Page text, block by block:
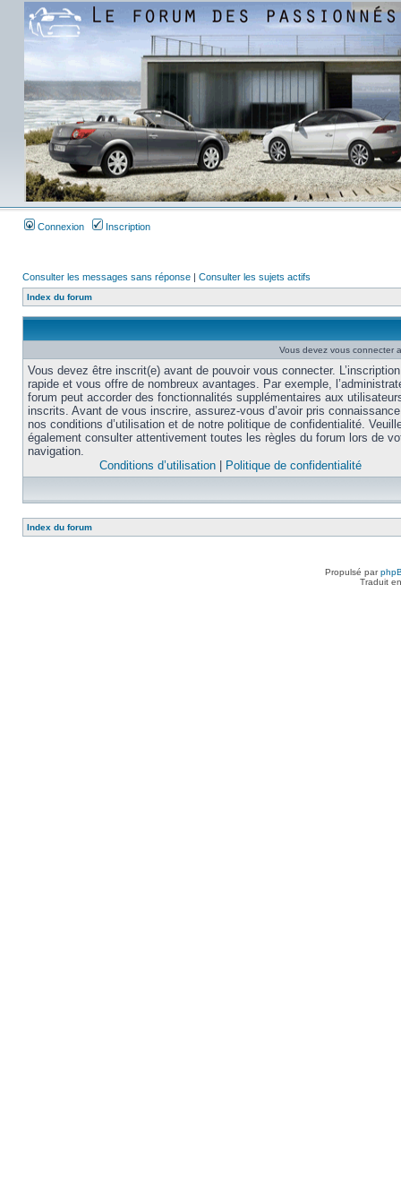
Connexion Inscription
Consulter les messages sans réponse | Consulter les sujets actifs
Index du forum
Vous devez vous connecter
Vous devez être inscrit(e) avant de pouvoir vous connecter.
rapide et vous offre de nombreux avantages. Par exemple,
forum peut accorder des fonctionnalités supplémentaires aux
inscrits. Avant de vous inscrire, assurez-vous d’avoir pris
nos conditions d’utilisation et de notre politique de confidentialité.
également consulter attentivement toutes les règles du forum lors de
navigation.
Conditions d’utilisation
Politique de confidentialité
Index du forum
Propulsé par
Traduit